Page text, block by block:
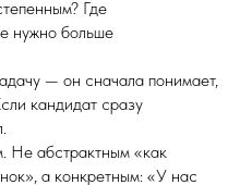
Где
нужно больше
— он сначала понимает,
кандидат сразу
Не абстрактным «как
а конкретным: «У нас